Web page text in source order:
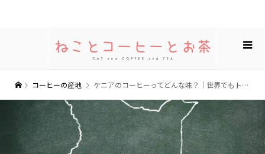
コーヒーの産地 ケニアのコーヒーってどんな味？｜世界でもトップクオリティのアラビカ種産地のご紹介からおすすめの飲み方まで